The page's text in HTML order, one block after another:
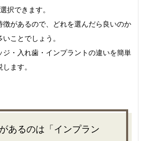
択できます。
徴があるので、どれを選んだら良いのか
ことでしょう。
ジ・入れ歯・インプラントの違いを簡単
ます。
あるのは「インプラン